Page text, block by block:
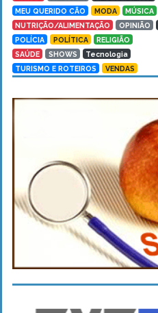
MEU QUERIDO CÃO
MODA
MÚSICA
NUTRIÇÃO/ALIMENTAÇÃO
OPINIÃO
POLÍCIA
POLÍTICA
RELIGIÃO
SAÚDE
SHOWS
Tecnologia
TURISMO E ROTEIROS
VENDAS